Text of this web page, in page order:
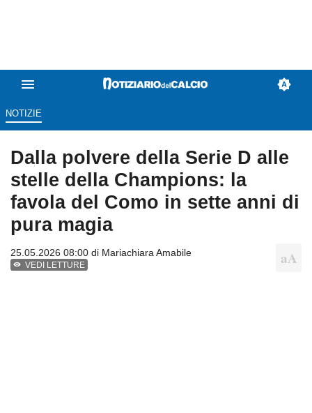
NOTIZIE
Dalla polvere della Serie D alle
stelle della Champions: la
favola del Como in sette anni di
pura magia
25.05.2026 08:00 di Mariachiara Amabile
VEDI LETTURE